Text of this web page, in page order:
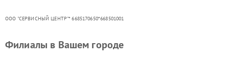
ООО "СЕРВИСНЫЙ ЦЕНТР"* 6685170650*668501001
Филиалы в Вашем городе